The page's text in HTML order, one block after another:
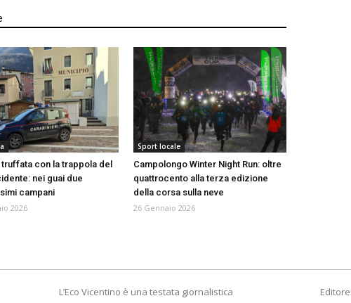
con la trappola del
nei guai due
campani
2026
Sport locale
Campolongo Winter Night Run: oltre
quattrocento alla terza edizione
della corsa sulla neve
26 Gennaio 2026
L’Eco Vicentino è una testata giornalistica